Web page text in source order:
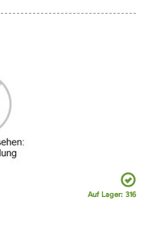
Auf Lager: 316